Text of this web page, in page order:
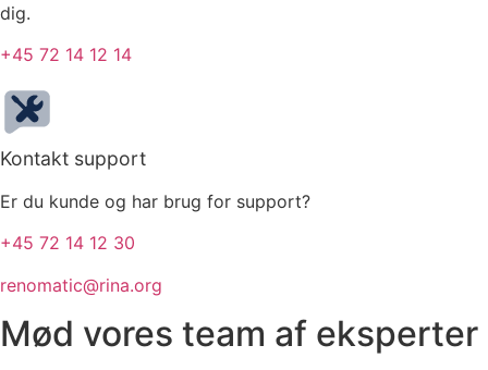
dig.
+45 72 14 12 14
Kontakt support
Er du kunde og har brug for support?
+45 72 14 12 30
renomatic@rina.org
Mød vores team af eksperter